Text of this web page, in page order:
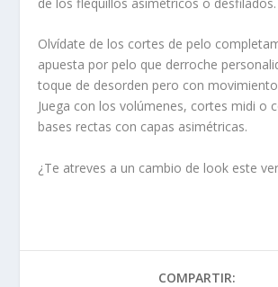
Olvídate de los cortes de pelo
apuesta por pelo que derroche
toque de desorden pero con
Juega con los volúmenes, cortes midi o
bases rectas con capas asimétricas.
¿Te atreves a un cambio de look este
COMPARTIR: